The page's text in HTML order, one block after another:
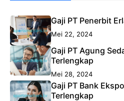
Gaji PT Penerbit
Mei 22, 2024
Gaji PT Agung
Terlengkap
Mei 28, 2024
Gaji PT Bank
Terlengkap